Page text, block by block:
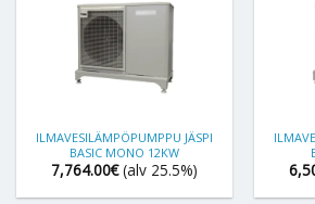
ILMAVESILÄMPÖPUMPPU JÄSPI
BASIC MONO 12KW
7,764.00€ (alv 25.5%)